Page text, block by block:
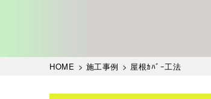
HOME > 施工事例 > 屋根ｶﾊﾞｰ工法